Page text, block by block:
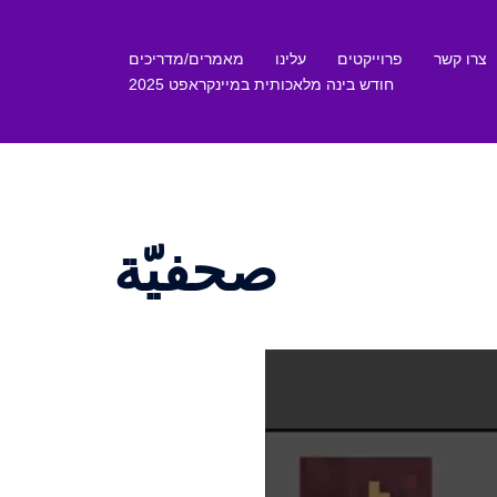
מאמרים/מדריכים עלינו פרוייקטים
צרו קשר
חודש בינה מלאכותית במיינקראפט 2025
صحفيّة